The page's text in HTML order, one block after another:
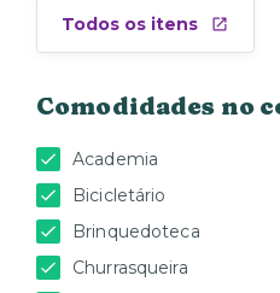
Todos os itens
Comodidades no
Academia
Bicicletário
Brinquedoteca
Churrasqueira